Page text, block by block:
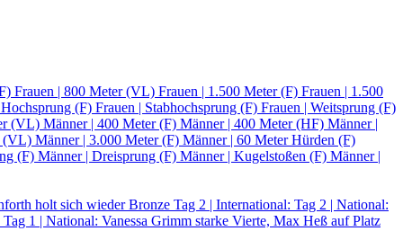
Frauen | 800 Meter (VL) Frauen | 1.500 Meter (F) Frauen | 1.500
(F) Frauen | Stabhochsprung (F) Frauen | Weitsprung (F)
(VL) Männer | 400 Meter (F) Männer | 400 Meter (HF) Männer |
(VL) Männer | 3.000 Meter (F) Männer | 60 Meter Hürden (F)
(F) Männer | Dreisprung (F) Männer | Kugelstoßen (F) Männer |
holt sich wieder Bronze Tag 2 | International: Tag 2 | National:
Tag 1 | National: Vanessa Grimm starke Vierte, Max Heß auf Platz